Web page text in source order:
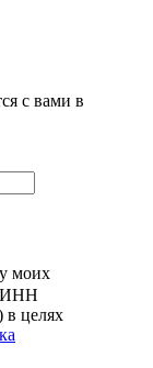
с вами в
моих
целях